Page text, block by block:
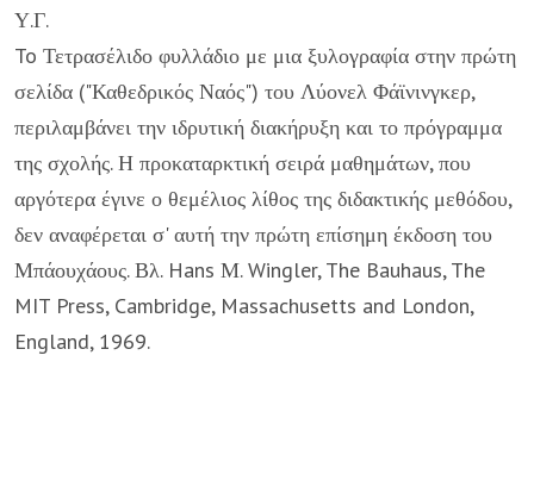
Υ.Γ.
To Τετρασέλιδο φυλλάδιο με μια ξυλογραφία στην πρώτη
σελίδα ("Καθεδρικός Ναός") του Λύονελ Φάϊνινγκερ,
περιλαμβάνει την ιδρυτική διακήρυξη και το πρόγραμμα
της σχολής. Η προκαταρκτική σειρά μαθημάτων, που
αργότερα έγινε ο θεμέλιος λίθος της διδακτικής μεθόδου,
δεν αναφέρεται σ' αυτή την πρώτη επίσημη έκδοση του
Μπάουχάους. Βλ. Hans Μ. Wingler, The Bauhaus, The
MIT Press, Cambridge, Massachusetts and London,
England, 1969.